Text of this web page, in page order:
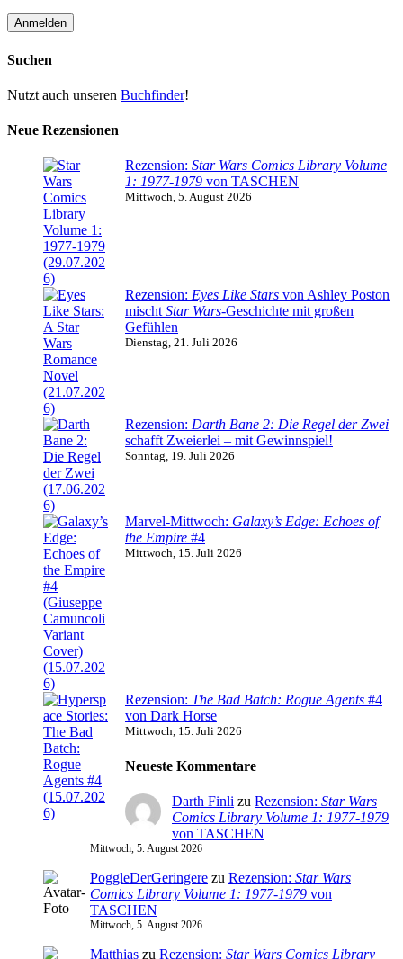
Suchen
Nutzt auch unseren Buchfinder!
Neue Rezensionen
Rezension: Star Wars Comics Library Volume
1: 1977-1979 von TASCHEN
Mittwoch, 5. August 2026
Rezension: Eyes Like Stars von Ashley Poston
mischt Star Wars-Geschichte mit großen
Gefühlen
Dienstag, 21. Juli 2026
Rezension: Darth Bane 2: Die Regel der Zwei
schafft Zweierlei – mit Gewinnspiel!
Sonntag, 19. Juli 2026
Marvel-Mittwoch: Galaxy’s Edge: Echoes of
the Empire #4
Mittwoch, 15. Juli 2026
Rezension: The Bad Batch: Rogue Agents #4
von Dark Horse
Mittwoch, 15. Juli 2026
Neueste Kommentare
Darth Finli zu Rezension: Star Wars
Comics Library Volume 1: 1977-1979
von TASCHEN
Mittwoch, 5. August 2026
PoggleDerGeringere zu Rezension: Star Wars
Comics Library Volume 1: 1977-1979 von
TASCHEN
Mittwoch, 5. August 2026
Matthias zu Rezension: Star Wars Comics Library